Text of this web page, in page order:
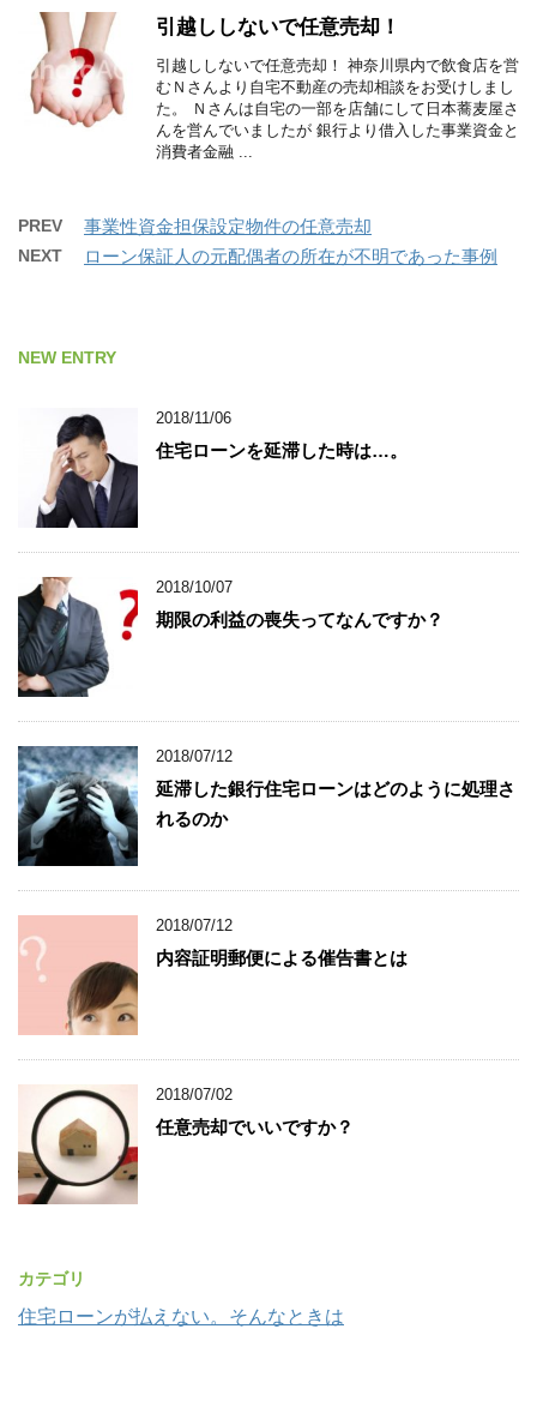
引越ししないで任意売却！
引越ししないで任意売却！ 神奈川県内で飲食店を営
むＮさんより自宅不動産の売却相談をお受けしまし
た。 Ｎさんは自宅の一部を店舗にして日本蕎麦屋さ
んを営んでいましたが 銀行より借入した事業資金と
消費者金融 ...
PREV 事業性資金担保設定物件の任意売却
NEXT ローン保証人の元配偶者の所在が不明であった事例
NEW ENTRY
2018/11/06
住宅ローンを延滞した時は…。
2018/10/07
期限の利益の喪失ってなんですか？
2018/07/12
延滞した銀行住宅ローンはどのように処理さ
れるのか
2018/07/12
内容証明郵便による催告書とは
2018/07/02
任意売却でいいですか？
カテゴリ
住宅ローンが払えない。そんなときは